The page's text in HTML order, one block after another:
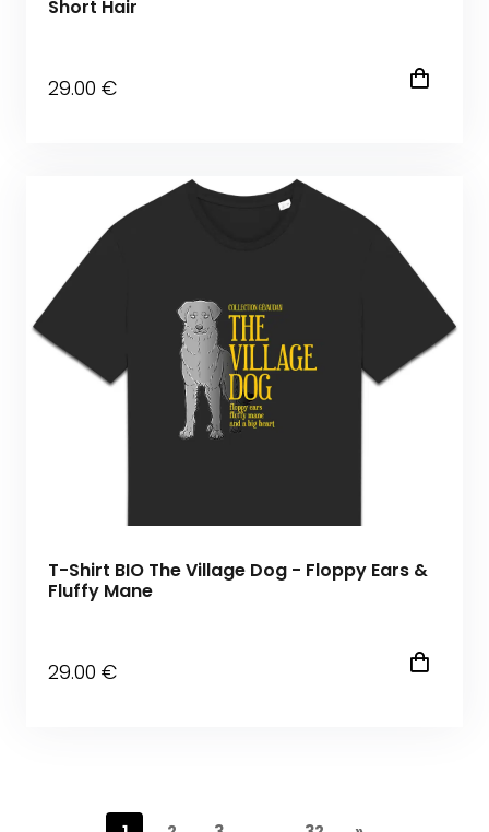
Short Hair
29.00 €
T-Shirt BIO The Village Dog - Floppy Ears &
Fluffy Mane
29.00 €